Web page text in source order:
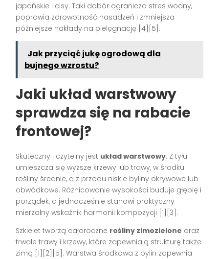
japońskie i cisy. Taki dobór ogranicza stres wodny,
poprawia zdrowotność nasadzeń i zmniejsza
późniejsze nakłady na pielęgnację [4][5].
Jak przyciąć jukę ogrodową dla
bujnego wzrostu?
Jaki układ warstwowy
sprawdza się na rabacie
frontowej?
Skuteczny i czytelny jest układ warstwowy. Z tyłu
umieszcza się wyższe krzewy lub trawy, w środku
rośliny średnie, a z przodu niskie byliny okrywowe lub
obwódkowe. Różnicowanie wysokości buduje głębię i
porządek, a jednocześnie stanowi praktyczny
mierzalny wskaźnik harmonii kompozycji [1][3].
Szkielet tworzą całoroczne rośliny zimozielone oraz
trwałe trawy i krzewy, które zapewniają strukturę także
zimą [1][2][5]. Warstwa środkowa z bylin zapewnia